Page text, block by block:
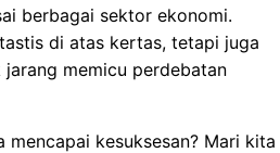
berbagai sektor ekonomi.
di atas kertas, tetapi juga
memicu perdebatan
mencapai kesuksesan? Mari kita